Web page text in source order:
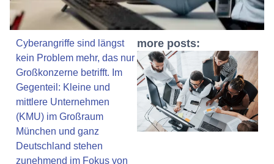
Cyberangriffe sind längst
kein Problem mehr, das nur
Großkonzerne betrifft. Im
Gegenteil: Kleine und
mittlere Unternehmen
(KMU) im Großraum
München und ganz
Deutschland stehen
zunehmend im Fokus von
more posts: